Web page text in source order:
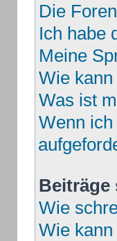
Die
Ich habe
Meine
Wie
Was ist
Wenn
Beiträge
Wie
Wie